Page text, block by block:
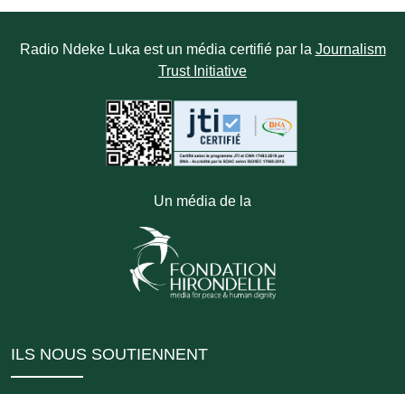
Radio Ndeke Luka est un média certifié par la Journalism
Trust Initiative
Un média de la
ILS NOUS SOUTIENNENT